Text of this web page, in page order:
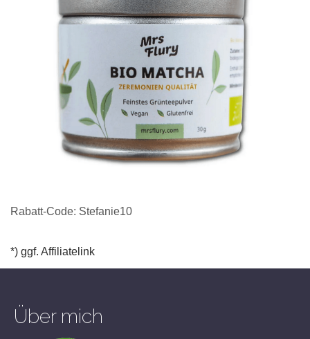
Rabatt-Code: Stefanie10
*) ggf. Affiliatelink
Über mich